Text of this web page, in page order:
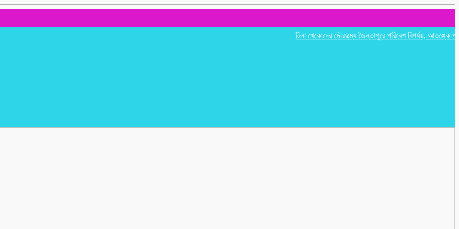
টিলা খেকোদের দৌরাত্ম্যে জৈন্তাপুরে পরিবেশ বিপর্যয়, আতঙ্কে প্রবাসী